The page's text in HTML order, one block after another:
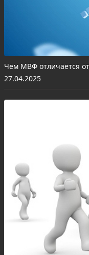
Чем МВФ отличается
27.04.2025